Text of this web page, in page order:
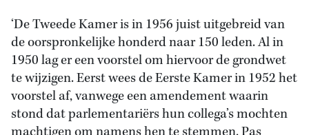
‘De Tweede Kamer is in 1956 juist uitgebreid van
de oorspronkelijke honderd naar 150 leden. Al in
1950 lag er een voorstel om hiervoor de grondwet
te wijzigen. Eerst wees de Eerste Kamer in 1952 het
voorstel af, vanwege een amendement waarin
stond dat parlementariërs hun collega’s mochten